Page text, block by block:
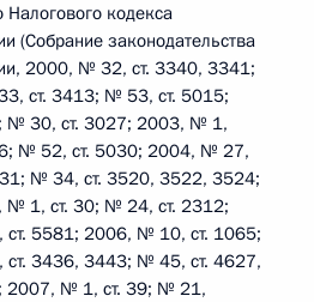
Налогового кодекса
(Собрание законодательства
2000, № 32, ст. 3340, 3341;
ст. 3413; № 53, ст. 5015;
№ 30, ст. 3027; 2003, № 1,
№ 52, ст. 5030; 2004, № 27,
№ 34, ст. 3520, 3522, 3524;
1, ст. 30; № 24, ст. 2312;
5581; 2006, № 10, ст. 1065;
3436, 3443; № 45, ст. 4627,
2007, № 1, ст. 39; № 21,